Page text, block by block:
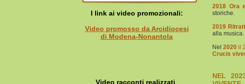
I link ai video promozionali:
Video promosso da Arcidiocesi
di Modena-Nonantola
Video racconti realizzati
2018 Ora
storiche.
2019
alla musica.
Nel2020 il
Crucis
NEL